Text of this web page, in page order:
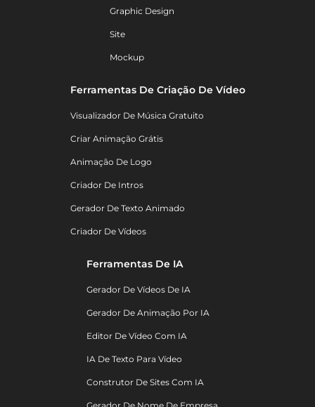
Graphic Design
Site
Mockup
Ferramentas De Criação De Vídeo
Visualizador De Música Gratuito
Criar Animação Grátis
Animação De Logo
Criador De Intros
Gerador De Texto Animado
Criador De Vídeos
Ferramentas De IA
Gerador De Vídeos De IA
Gerador De Animação Por IA
Editor De Vídeo Com IA
IA De Texto Para Vídeo
Construtor De Sites Com IA
Gerador De Nome De Empresa